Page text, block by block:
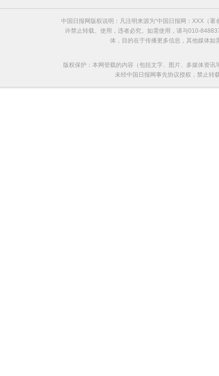
中国日报网版权说明：凡注明来源为“中国日报网：XXX（
许禁止转载、使用，违者必究。如需使用，请与010-
体，目的在于传播更多信息，其他媒体
版权保护：本网登载的内容（包括文字、图片、多媒体资
未经中国日报网事先协议授权，禁止转